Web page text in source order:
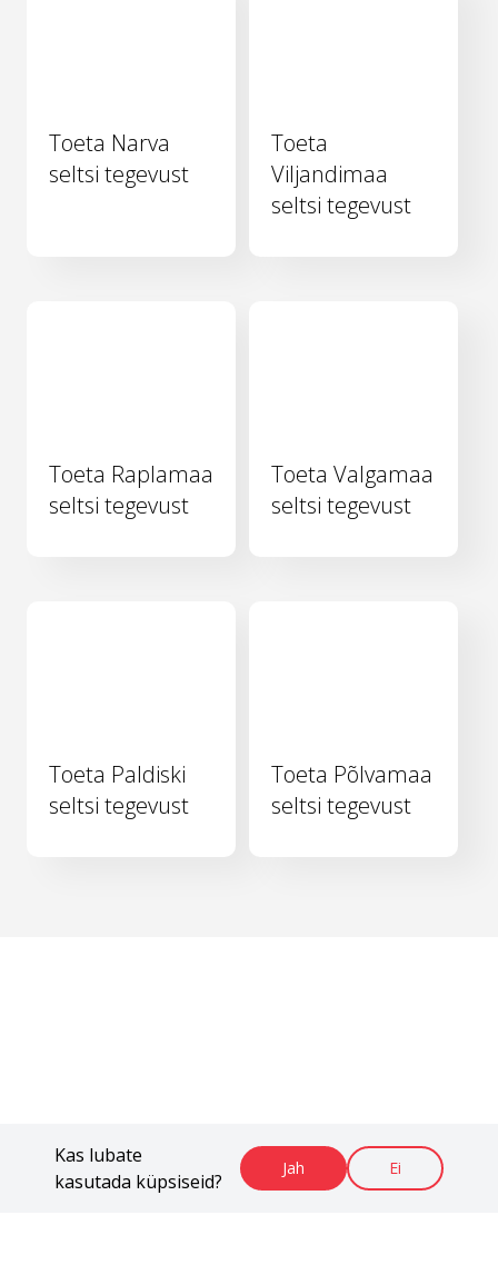
Kas lubate
kasutada küpsiseid?
Jah Ei
Toeta Narva
seltsi tegevust
Toeta
Viljandimaa
seltsi tegevust
Toeta Raplamaa
seltsi tegevust
Toeta Valgamaa
seltsi tegevust
Toeta Paldiski
seltsi tegevust
Toeta Põlvamaa
seltsi tegevust